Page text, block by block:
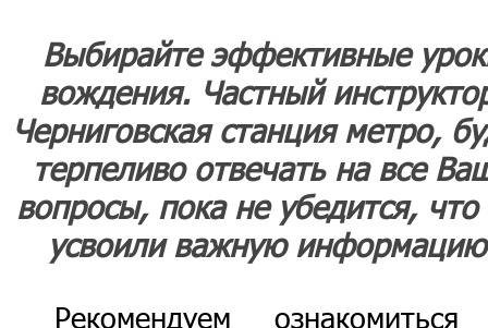
Выбирайте эффективные
вождения. Частный
Черниговская станция метро,
терпеливо отвечать на все
вопросы, пока не убедится,
усвоили важную
Рекомендуем